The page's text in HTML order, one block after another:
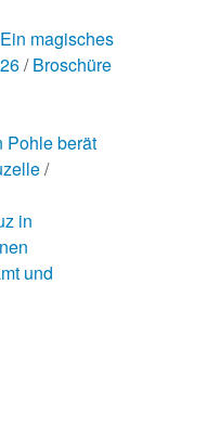
magisches
Broschüre
Pohle berät
in
und